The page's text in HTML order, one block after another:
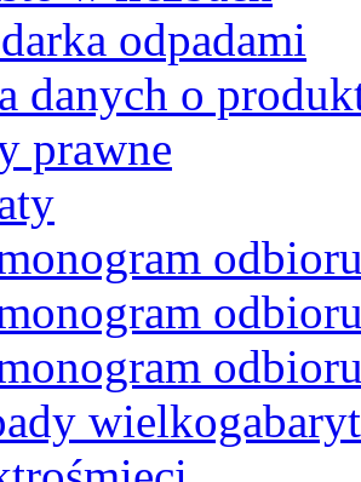
odpadami
danych o
prawne